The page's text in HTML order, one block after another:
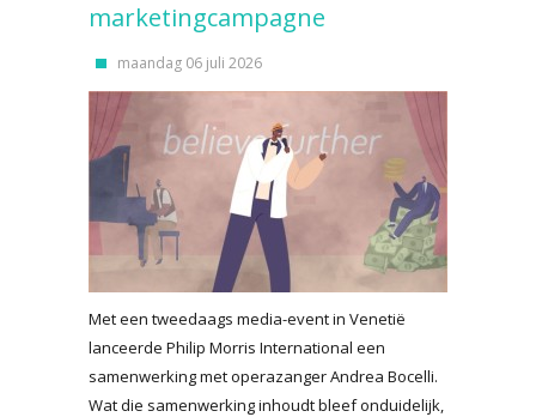
marketingcampagne
maandag 06 juli 2026
Met een tweedaags media-event in Venetië
lanceerde Philip Morris International een
samenwerking met operazanger Andrea Bocelli.
Wat die samenwerking inhoudt bleef onduidelijk,